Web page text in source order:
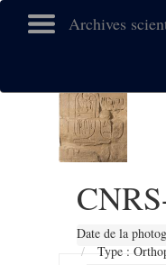
Archives
Date de la
Type :